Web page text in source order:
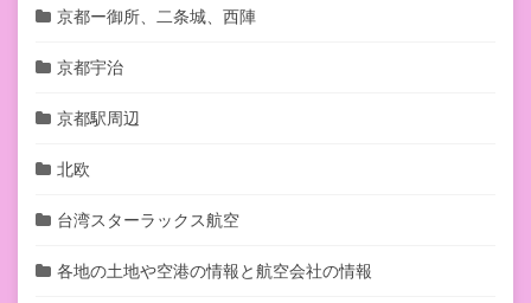
京都ー御所、二条城、西陣
京都宇治
京都駅周辺
北欧
台湾スターラックス航空
各地の土地や空港の情報と航空会社の情報